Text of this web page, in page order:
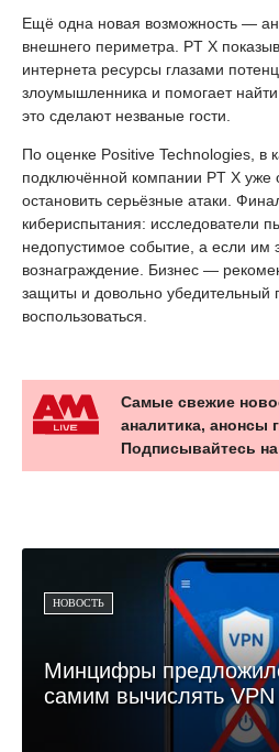
Ещё одна новая возможность —
внешнего периметра. PT X
интернета ресурсы глазами
злоумышленника и помогает
это сделают незваные гости.
По оценке Positive Technologies, в
подключённой компании PT X уже
остановить серьёзные атаки.
кибериспытания: исследователи
недопустимое событие, а если им
вознаграждение. Бизнес —
защиты и довольно убедительный
воспользоваться.
Самые свежие
аналитика, анонсы
Подписывайтесь
НОВОСТЬ
Минцифры
самим вычислять